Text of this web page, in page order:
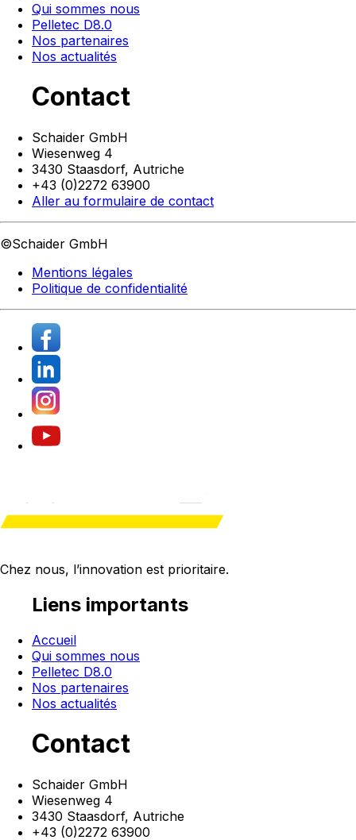
Qui sommes nous
Pelletec D8.0
Nos partenaires
Nos actualités
Contact
Schaider GmbH
Wiesenweg 4
3430 Staasdorf, Autriche
+43 (0)2272 63900
Aller au formulaire de contact
©Schaider GmbH
Mentions légales
Politique de confidentialité
Chez nous, l’innovation est prioritaire.
Liens importants
Accueil
Qui sommes nous
Pelletec D8.0
Nos partenaires
Nos actualités
Contact
Schaider GmbH
Wiesenweg 4
3430 Staasdorf, Autriche
+43 (0)2272 63900